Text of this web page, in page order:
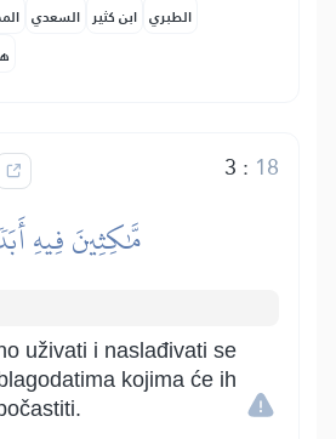
السعدي ابن كثير الطبري
3 : 18
مَّٰكِثِينَ فِيهِ
uživati i naslađivati se
kojima će ih